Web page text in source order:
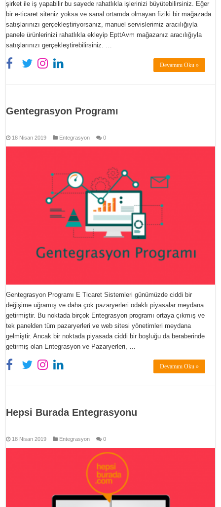
şirket ile iş yapabilir bu sayede rahatlıkla işlerinizi büyütebilirsiniz. Eğer
bir e-ticaret siteniz yoksa ve sanal ortamda olmayan fiziki bir mağazada
satışlarınızı gerçekleştiriyorsanız, manuel servislerimiz aracılığıyla
panele ürünlerinizi rahatlıkla ekleyip EpttAvm mağazanız aracılığıyla
satışlarınızı gerçekleştirebilirsiniz. …
Devamını Oku »
Gentegrasyon Programı
18 Nisan 2019 Entegrasyon 0
Gentegrasyon Programı E Ticaret Sistemleri günümüzde ciddi bir
değişime uğramış ve daha çok pazaryerleri odaklı piyasalar meydana
getirmiştir. Bu noktada birçok Entegrasyon programı ortaya çıkmış ve
tek panelden tüm pazaryerleri ve web sitesi yönetimleri meydana
gelmiştir. Ancak bir noktada piyasada ciddi bir boşluğu da beraberinde
getirmiş olan Entegrasyon ve Pazaryerleri, …
Devamını Oku »
Hepsi Burada Entegrasyonu
18 Nisan 2019 Entegrasyon 0